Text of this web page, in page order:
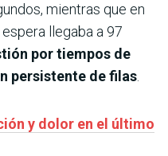
mientras que en
llegaba a 97
por tiempos de
persistente de filas.
y dolor en el último